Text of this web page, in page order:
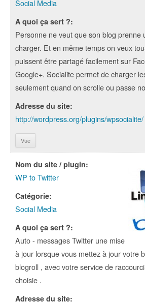
Social Media
A quoi ça sert ?:
Personne ne veut que son blog prenne
charger. Et en même temps on veux
puissent être partagé facilement sur
Google+. Socialite permet de charger
seulement quand on scrolle ou passe
Adresse du site:
http://wordpress.org/plugins/wpsocialite/
Vue
Nom du site / plugin:
WP to Twitter
Catégorie:
Social Media
A quoi ça sert ?:
Auto - messages Twitter une mise
à jour lorsque vous mettez à jour votre
blogroll , avec votre service de
choisie .
Adresse du site: